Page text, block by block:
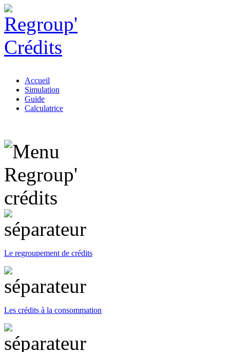
Accueil
Simulation
Guide
Calculatrice
Le regroupement de crédits
Les crédits à la consommation